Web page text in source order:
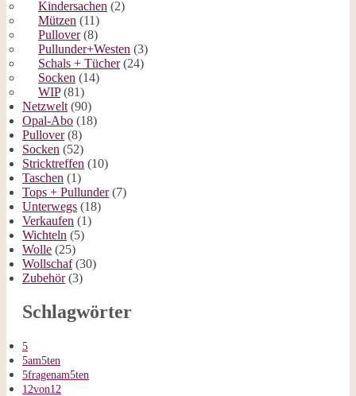
Kindersachen (2)
Mützen (11)
Pullover(8)
Pullunder+Westen (3)
Schals + Tücher(24)
Socken (14)
WIP(81)
Netzwelt (90)
Opal-Abo (18)
Pullover(8)
Socken (52)
Stricktreffen (10)
Taschen (1)
Tops + Pullunder(7)
Unterwegs (18)
Verkaufen (1)
Wichteln (5)
Wolle (25)
Wollschaf(30)
Zubehör(3)
Schlagwörter
5
5am5ten
5fragenam5ten
12von12